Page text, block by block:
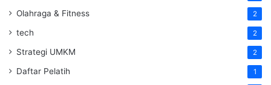
Olahraga & Fitness 2
tech 2
Strategi UMKM 2
Daftar Pelatih 1